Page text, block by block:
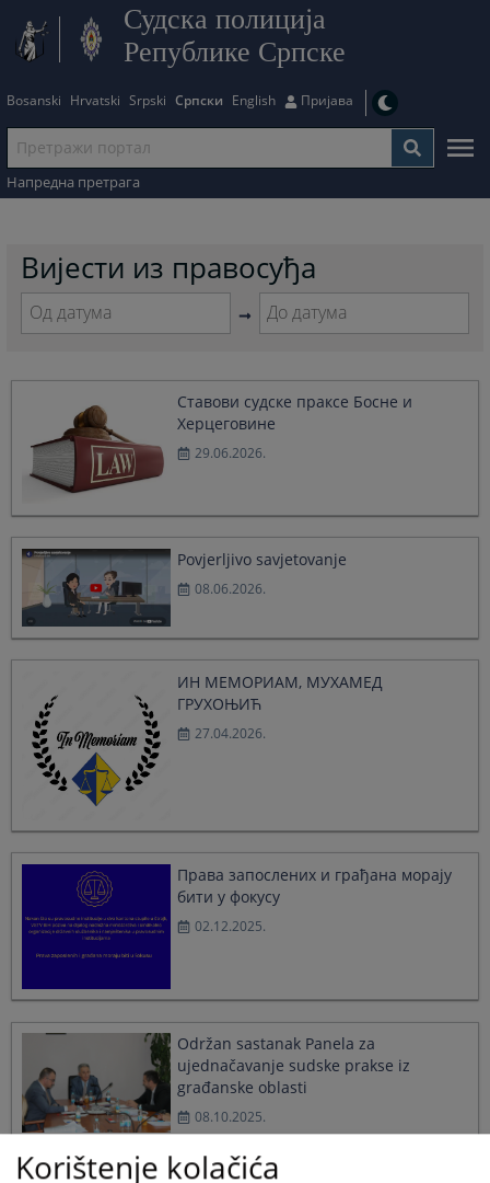
Судска полиција
Републике Српске
Bosanski Hrvatski Srpski Српски English Пријава
Напредна претрага
Вијести из правосуђа
to
the
calendar
and
date.
the
question
mark
key
the
keyboard
shortcuts
changing
to
interact
with
the
date.
Press
the
mark
key
to
the
keyboard
Ставови судске праксе Босне и
Херцеговине
29.06.2026.
Povjerljivo savjetovanje
08.06.2026.
ИН МЕМОРИАМ, МУХАМЕД
ГРУХОЊИЋ
27.04.2026.
Права запослених и грађана морају
бити у фокусу
02.12.2025.
Održan sastanak Panela za
ujednačavanje sudske prakse iz
građanske oblasti
08.10.2025.
Korištenje kolačića